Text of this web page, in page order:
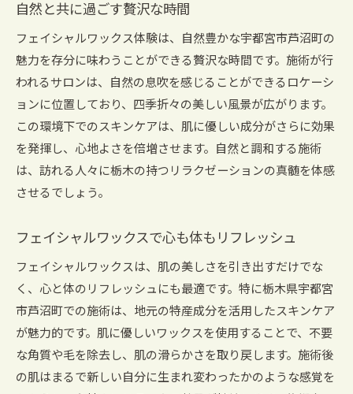
自然と共に過ごす贅沢な時間
フェイシャルワックス体験は、自然豊かな宇都宮市芦沼町の
魅力を存分に味わうことができる贅沢な時間です。施術が行
われるサロンは、自然の息吹を感じることができるロケーシ
ョンに位置しており、四季折々の美しい風景が広がります。
この環境下でのスキンケアは、肌に優しい成分がさらに効果
を発揮し、心地よさを倍増させます。自然と調和する施術
は、訪れる人々に栃木の持つリラクゼーションの真髄を体感
させるでしょう。
フェイシャルワックスで心も体もリフレッシュ
フェイシャルワックスは、肌の美しさを引き出すだけでな
く、心と体のリフレッシュにも最適です。特に栃木県宇都宮
市芦沼町での施術は、地元の特産成分を活用したスキンケア
が魅力的です。肌に優しいワックスを使用することで、不要
な角質や毛を除去し、肌の滑らかさを取り戻します。施術後
の肌はまるで新しい自分に生まれ変わったかのような感覚を